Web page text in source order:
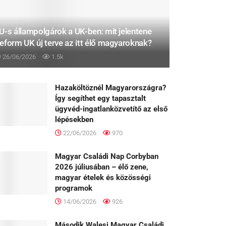
s állampolgárok a UK-ben: mit jelentene
UK új terve az itt élő magyaroknak?
26/06/2026 1.5k
Hazaköltöznél Magyarországra?
Így segíthet egy tapasztalt
ügyvéd-ingatlanközvetítő az első
lépésekben
22/06/2026 970
Magyar Családi Nap Corbyban
2026 júliusában – élő zene,
magyar ételek és közösségi
programok
14/06/2026 926